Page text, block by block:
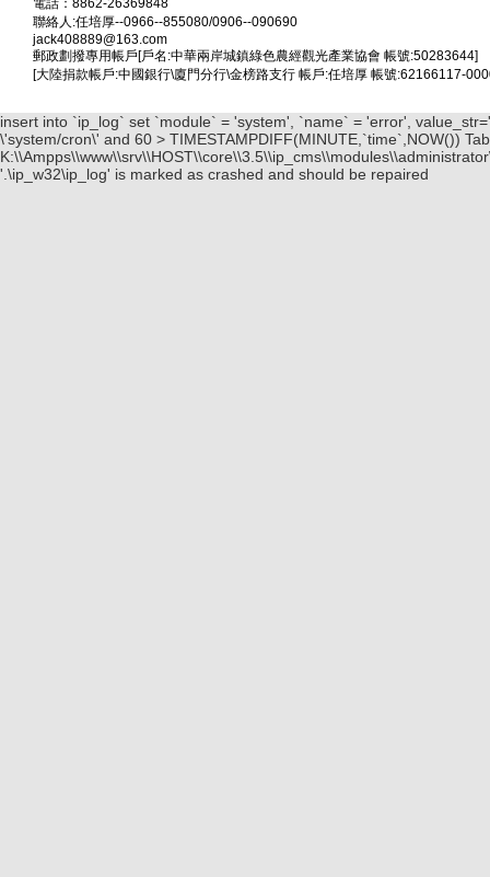
電話：8862-26369848
聯絡人:任培厚--0966--855080/0906--090690
jack408889@163.com
郵政劃撥專用帳戶[戶名:中華兩岸城鎮綠色農經觀光產業協會 帳號:50283644]
[大陸捐款帳戶:中國銀行\廈門分行\金榜路支行 帳戶:任培厚 帳號:62166117-
insert into `ip_log` set `module` = 'system', `name` = 'error',
\'system/cron\' and 60 > TIMESTAMPDIFF(MINUTE,`time`,NOW())
'.\ip_w32\ip_log' is marked as crashed and should be repaired